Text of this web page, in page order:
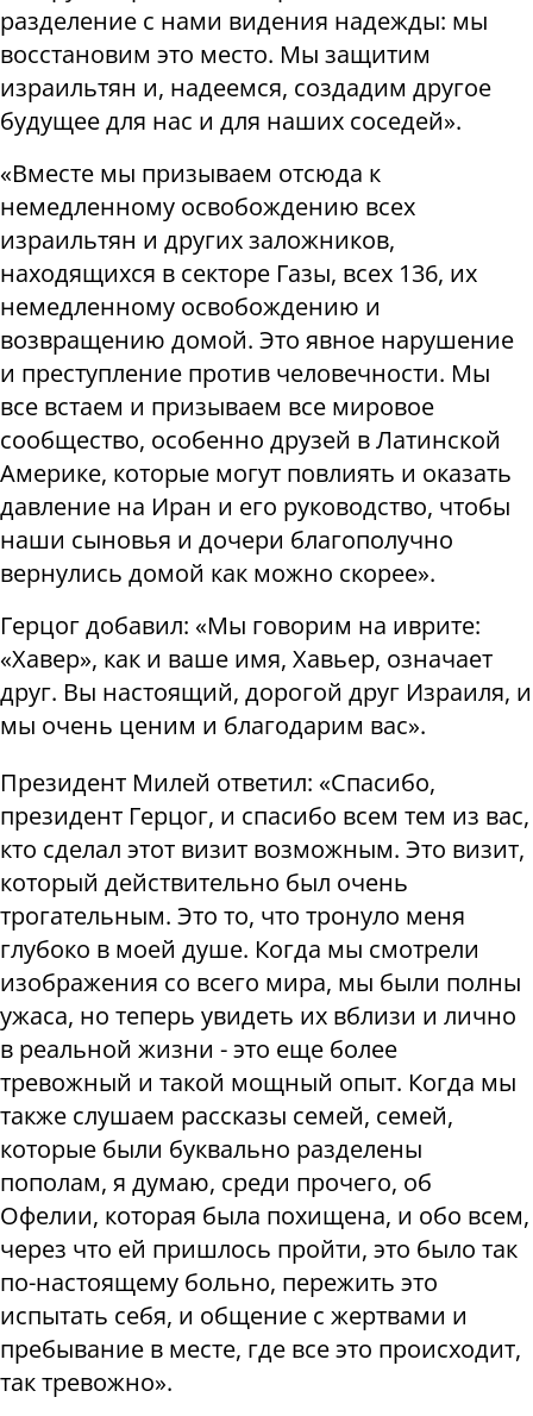
разделение с нами видения надежды: мы
восстановим это место. Мы защитим
израильтян и, надеемся, создадим другое
будущее для нас и для наших соседей».
«Вместе мы призываем отсюда к
немедленному освобождению всех
израильтян и других заложников,
находящихся в секторе Газы, всех 136, их
немедленному освобождению и
возвращению домой. Это явное нарушение
и преступление против человечности. Мы
все встаем и призываем все мировое
сообщество, особенно друзей в Латинской
Америке, которые могут повлиять и оказать
давление на Иран и его руководство, чтобы
наши сыновья и дочери благополучно
вернулись домой как можно скорее».
Герцог добавил: «Мы говорим на иврите:
«Хавер», как и ваше имя, Хавьер, означает
друг. Вы настоящий, дорогой друг Израиля, и
мы очень ценим и благодарим вас».
Президент Милей ответил: «Спасибо,
президент Герцог, и спасибо всем тем из вас,
кто сделал этот визит возможным. Это визит,
который действительно был очень
трогательным. Это то, что тронуло меня
глубоко в моей душе. Когда мы смотрели
изображения со всего мира, мы были полны
ужаса, но теперь увидеть их вблизи и лично
в реальной жизни - это еще более
тревожный и такой мощный опыт. Когда мы
также слушаем рассказы семей, семей,
которые были буквально разделены
пополам, я думаю, среди прочего, об
Офелии, которая была похищена, и обо всем,
через что ей пришлось пройти, это было так
по-настоящему больно, пережить это
испытать себя, и общение с жертвами и
пребывание в месте, где все это происходит,
так тревожно».